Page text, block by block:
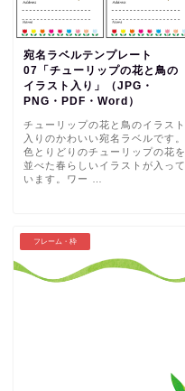
宛名ラベルテンプレート
07「チューリップの花と鳥の
イラスト入り」（JPG・
PNG・PDF・Word）
チューリップの花と鳥のイラスト
入りのかわいい宛名ラベルです。
色とりどりのチューリップの花を
並べた春らしいイラストが入って
います。ワー …
フレーム・枠